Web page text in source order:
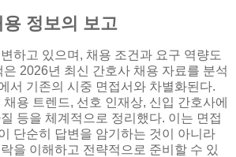
정보의 보고
하고 있으며, 채용 조건과 요구 역량도
2026년 최신 간호사 채용 자료를 분석
서 기존의 시중 면접서와 차별화된다.
용 트렌드, 선호 인재상, 신입 간호사에
등을 체계적으로 정리했다. 이는 면접
단순히 답변을 암기하는 것이 아니라
을 이해하고 전략적으로 준비할 수 있